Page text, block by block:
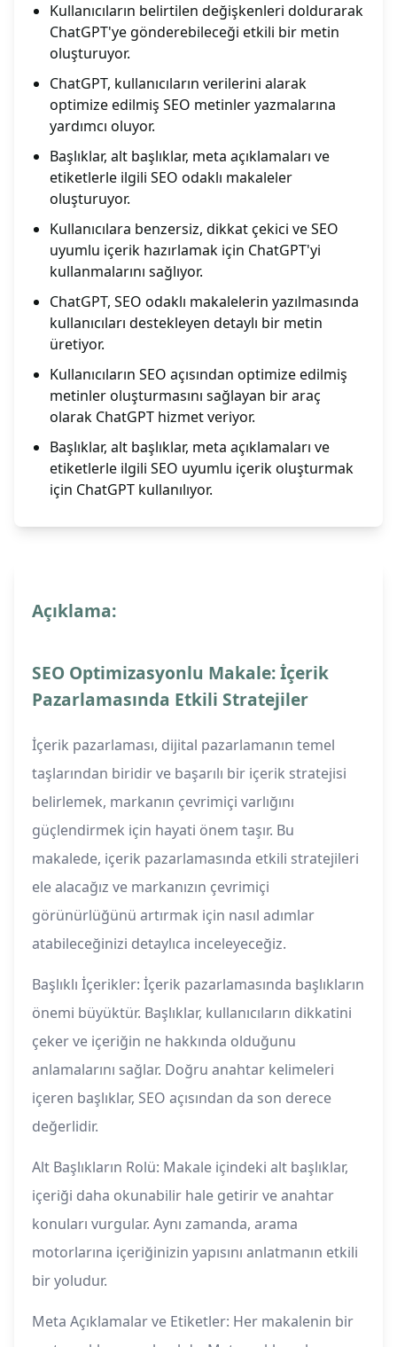
Kullanıcıların belirtilen değişkenleri doldurarak
ChatGPT'ye gönderebileceği etkili bir metin
oluşturuyor.
ChatGPT, kullanıcıların verilerini alarak
optimize edilmiş SEO metinler yazmalarına
yardımcı oluyor.
Başlıklar, alt başlıklar, meta açıklamaları ve
etiketlerle ilgili SEO odaklı makaleler
oluşturuyor.
Kullanıcılara benzersiz, dikkat çekici ve SEO
uyumlu içerik hazırlamak için ChatGPT'yi
kullanmalarını sağlıyor.
ChatGPT, SEO odaklı makalelerin yazılmasında
kullanıcıları destekleyen detaylı bir metin
üretiyor.
Kullanıcıların SEO açısından optimize edilmiş
metinler oluşturmasını sağlayan bir araç
olarak ChatGPT hizmet veriyor.
Başlıklar, alt başlıklar, meta açıklamaları ve
etiketlerle ilgili SEO uyumlu içerik oluşturmak
için ChatGPT kullanılıyor.
Açıklama:
SEO Optimizasyonlu Makale: İçerik
Pazarlamasında Etkili Stratejiler
İçerik pazarlaması, dijital pazarlamanın temel
taşlarından biridir ve başarılı bir içerik stratejisi
belirlemek, markanın çevrimiçi varlığını
güçlendirmek için hayati önem taşır. Bu
makalede, içerik pazarlamasında etkili stratejileri
ele alacağız ve markanızın çevrimiçi
görünürlüğünü artırmak için nasıl adımlar
atabileceğinizi detaylıca inceleyeceğiz.
Başlıklı İçerikler: İçerik pazarlamasında başlıkların
önemi büyüktür. Başlıklar, kullanıcıların dikkatini
çeker ve içeriğin ne hakkında olduğunu
anlamalarını sağlar. Doğru anahtar kelimeleri
içeren başlıklar, SEO açısından da son derece
değerlidir.
Alt Başlıkların Rolü: Makale içindeki alt başlıklar,
içeriği daha okunabilir hale getirir ve anahtar
konuları vurgular. Aynı zamanda, arama
motorlarına içeriğinizin yapısını anlatmanın etkili
bir yoludur.
Meta Açıklamalar ve Etiketler: Her makalenin bir